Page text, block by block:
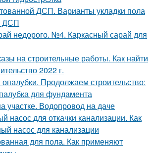
ДСП. Варианты укладки пола
ДСП
недорого. №4. Каркасный сарай для
на строительные работы. Как найти
2022 г.
Продолжаем строительство:
для фундамента
участке. Водопровод на даче
насос для откачки канализации. Как
насос для канализации
для пола. Как применяют